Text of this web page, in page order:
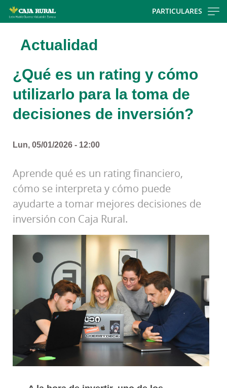
PARTICULARES
Actualidad
¿Qué es un rating y cómo
utilizarlo para la toma de
decisiones de inversión?
Lun, 05/01/2026 - 12:00
Aprende qué es un rating financiero,
cómo se interpreta y cómo puede
ayudarte a tomar mejores decisiones de
inversión con Caja Rural.